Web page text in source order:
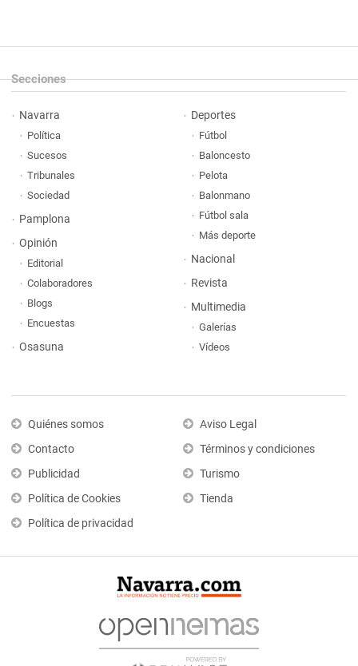
Secciones
Navarra
Política
Sucesos
Tribunales
Sociedad
Pamplona
Opinión
Editorial
Colaboradores
Blogs
Encuestas
Osasuna
Deportes
Fútbol
Baloncesto
Pelota
Balonmano
Fútbol sala
Más deporte
Nacional
Revista
Multimedia
Galerías
Vídeos
Quiénes somos
Contacto
Publicidad
Política de Cookies
Política de privacidad
Aviso Legal
Términos y condiciones
Turismo
Tienda